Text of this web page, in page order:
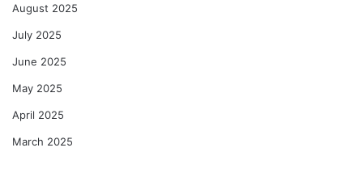
August 2025
July 2025
June 2025
May 2025
April 2025
March 2025